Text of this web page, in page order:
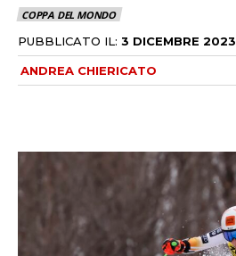
COPPA DEL MONDO
PUBBLICATO IL: 3 DICEMBRE 2023
ANDREA CHIERICATO